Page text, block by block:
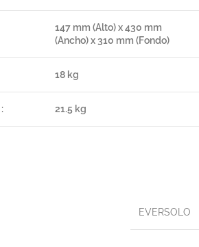
147 mm (Alto) x 430 mm
(Ancho) x 310 mm (Fondo)
18 kg
21.5 kg
EVERSOLO